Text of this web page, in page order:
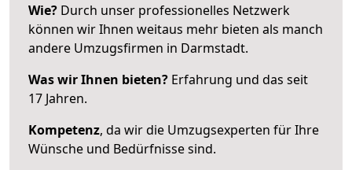
Wie? Durch unser professionelles Netzwerk
können wir Ihnen weitaus mehr bieten als manch
andere Umzugsfirmen in Darmstadt.
Was wir Ihnen bieten? Erfahrung und das seit
17 Jahren.
Kompetenz, da wir die Umzugsexperten für Ihre
Wünsche und Bedürfnisse sind.